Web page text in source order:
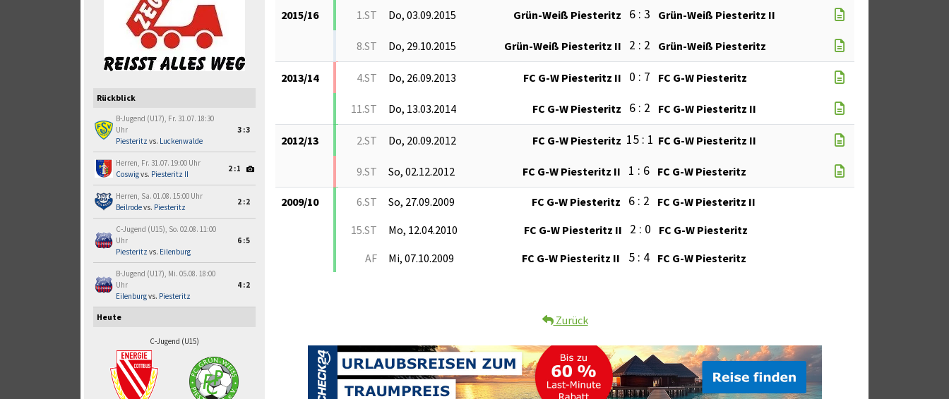
Rückblick
B-Jugend (U17), Fr. 31.07. 18:30
Uhr
Piesteritz vs. Luckenwalde
3:3
Herren, Fr. 31.07. 19:00 Uhr
Coswigvs. Piesteritz II
2:1
Herren, Sa. 01.08. 15:00 Uhr
Beilrodevs. Piesteritz
2:2
C-Jugend (U15), So. 02.08. 11:00
Uhr
Piesteritz vs. Eilenburg
6:5
B-Jugend (U17), Mi. 05.08. 18:00
Uhr
Eilenburgvs. Piesteritz
4:2
Heute
C-Jugend (U15)
2015/16 1.ST Do, 03.09.2015 Grün-Weiß Piesteritz 6 : 3 Grün-Weiß Piesteritz II
8.ST Do, 29.10.2015 Grün-Weiß Piesteritz II 2 : 2 Grün-Weiß Piesteritz
2013/14 4.ST Do, 26.09.2013 FC G-W Piesteritz II 0 : 7 FC G-W Piesteritz
11.ST Do, 13.03.2014 FC G-W Piesteritz 6 : 2 FC G-W Piesteritz II
2012/13 2.ST Do, 20.09.2012 FC G-W Piesteritz 15 : 1 FC G-W Piesteritz II
9.ST So, 02.12.2012 FC G-W Piesteritz II 1 : 6 FC G-W Piesteritz
2009/10 6.ST So, 27.09.2009 FC G-W Piesteritz 6 : 2
FC G-W Piesteritz II
15.ST
Mo, 12.04.2010 FC G-W Piesteritz II 2 : 0
FC G-W Piesteritz
AF
Mi, 07.10.2009 FC G-W Piesteritz II 5 : 4 FC G-W Piesteritz
Zurück